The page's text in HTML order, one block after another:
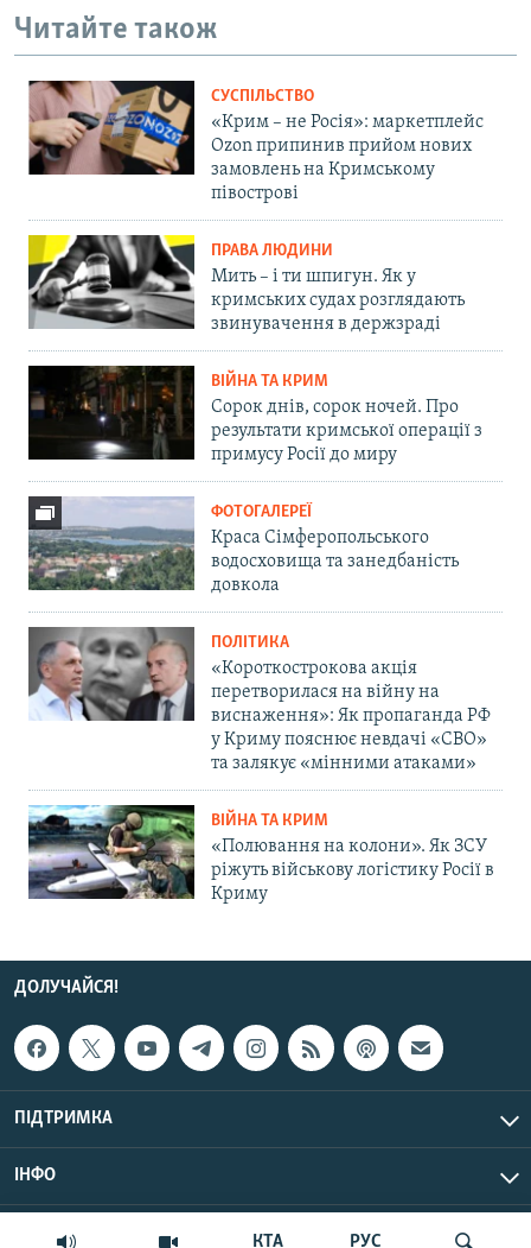
КТА РУС
Читайте також
СУСПІЛЬСТВО
«Крим – не Росія»: маркетплейс
Ozon припинив прийом нових
замовлень на Кримському
півострові
ПРАВА ЛЮДИНИ
Мить – і ти шпигун. Як у
кримських судах розглядають
звинувачення в держзраді
ВІЙНА ТА КРИМ
Сорок днів, сорок ночей. Про
результати кримської операції з
примусу Росії до миру
ФОТОГАЛЕРЕЇ
Краса Сімферопольського
водосховища та занедбаність
довкола
ПОЛІТИКА
«Короткострокова акція
перетворилася на війну на
виснаження»: Як пропаганда РФ
у Криму пояснює невдачі «СВО»
та залякує «мінними атаками»
ВІЙНА ТА КРИМ
«Полювання на колони». Як ЗСУ
ріжуть військову логістику Росії в
Криму
ДОЛУЧАЙСЯ!
ПІДТРИМКА
ІНФО
© Крим.Реалії, 2026 | Усі права застережено.